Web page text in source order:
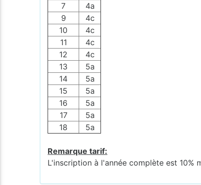
7
4a
9
4c
10
4c
11
4c
12
4c
13
5a
14
5a
15
5a
16
5a
17
5a
18
5a
Remarque tarif:
L'inscription à l'année complète est 10%